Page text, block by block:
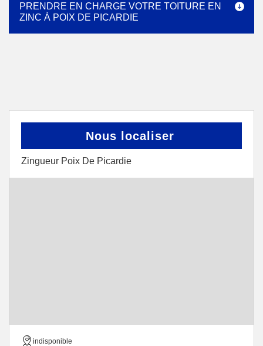
PRENDRE EN CHARGE VOTRE TOITURE EN
ZINC À POIX DE PICARDIE
Nous localiser
Zingueur Poix De Picardie
indisponible